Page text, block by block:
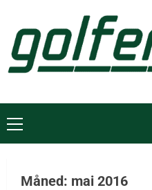
Måned: mai 2016